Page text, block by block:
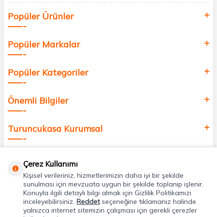
değer katmak için bize katılın!
Popüler Ürünler
Popüler Markalar
Popüler Kategoriler
Önemli Bilgiler
Turuncukasa Kurumsal
Uygulamalarımız
Adres & İletişim
Çerez Kullanımı
Kişisel verileriniz, hizmetlerimizin daha iyi bir şekilde
sunulması için mevzuata uygun bir şekilde toplanıp işlenir.
Konuyla ilgili detaylı bilgi almak için Gizlilik Politikamızı
inceleyebilirsiniz. Reddetseçeneğine tıklamanız halinde
yalnızca internet sitemizin çalışması için gerekli çerezler